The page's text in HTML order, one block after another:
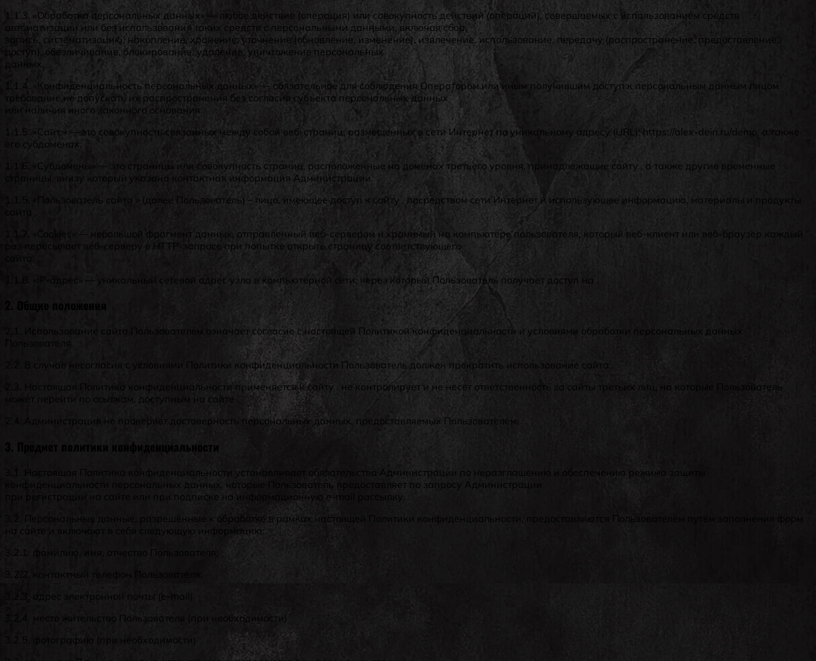
1.1.3. «Обработка персональных данных» — любое действие (операция) или совокупность действий (операций), совершаемых с использованием средств
автоматизации или без использования таких средств с персональными данными, включая сбор,
запись, систематизацию, накопление, хранение, уточнение (обновление, изменение), извлечение, использование, передачу (распространение, предоставление,
доступ), обезличивание, блокирование, удаление, уничтожение персональных
данных.
1.1.4. «Конфиденциальность персональных данных» — обязательное для соблюдения Оператором или иным получившим доступ к персональным данным лицом
требование не допускать их распространения без согласия субъекта персональных данных
или наличия иного законного основания.
1.1.5. «Сайт » — это совокупность связанных между собой веб-страниц, размещенных в сети Интернет по уникальному адресу (URL): https://alex-dein.ru/demo, а также
его субдоменах.
1.1.6. «Субдомены» — это страницы или совокупность страниц, расположенные на доменах третьего уровня, принадлежащие сайту , а также другие временные
страницы, внизу который указана контактная информация Администрации
1.1.5. «Пользователь сайта » (далее Пользователь) – лицо, имеющее доступ к сайту , посредством сети Интернет и использующее информацию, материалы и продукты
сайта .
1.1.7. «Cookies» — небольшой фрагмент данных, отправленный веб-сервером и хранимый на компьютере пользователя, который веб-клиент или веб-браузер каждый
раз пересылает веб-серверу в HTTP-запросе при попытке открыть страницу соответствующего
1.1.8. «IP-адрес» — уникальный сетевой адрес узла в компьютерной сети, через который Пользователь получает доступ на .
2. Общие положения
2.1. Использование сайта Пользователем означает согласие с настоящей Политикой конфиденциальности и условиями обработки персональных данных
Пользователя.
2.2. В случае несогласия с условиями Политики конфиденциальности Пользователь должен прекратить использование сайта .
2.3. Настоящая Политика конфиденциальности применяется к сайту . не контролирует и не несет ответственность за сайты третьих лиц, на которые Пользователь
может перейти по ссылкам, доступным на сайте .
2.4. Администрация не проверяет достоверность персональных данных, предоставляемых Пользователем.
3. Предмет политики конфиденциальности
3.1. Настоящая Политика конфиденциальности устанавливает обязательства Администрации по неразглашению и обеспечению режима защиты
конфиденциальности персональных данных, которые Пользователь предоставляет по запросу Администрации
при регистрации на сайте или при подписке на информационную e-mail рассылку.
3.2. Персональные данные, разрешённые к обработке в рамках настоящей Политики конфиденциальности, предоставляются Пользователем путём заполнения форм
на сайте и включают в себя следующую информацию:
3.2.1. фамилию, имя, отчество Пользователя;
3.2.2. контактный телефон Пользователя;
3.2.3. адрес электронной почты (e-mail)
3.2.4. место жительство Пользователя (при необходимости)
3.2.5. фотографию (при необходимости)